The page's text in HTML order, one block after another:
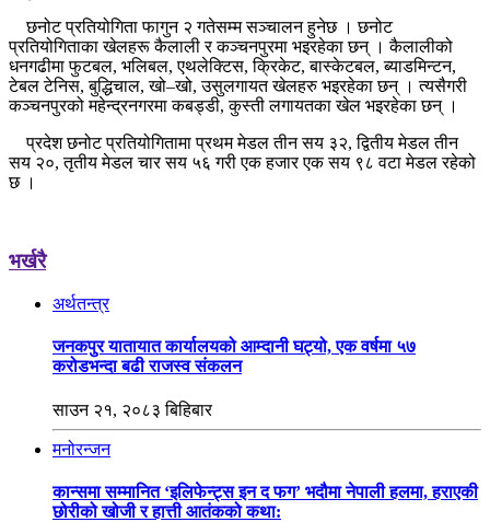
छनोट प्रतियोगिता फागुन २ गतेसम्म सञ्चालन हुनेछ । छनोट
प्रतियोगिताका खेलहरू कैलाली र कञ्चनपुरमा भइरहेका छन् । कैलालीको
धनगढीमा फुटबल, भलिबल, एथलेक्टिस, क्रिकेट, बास्केटबल, ब्याडमिन्टन,
टेबल टेनिस, बुद्धिचाल, खो–खो, उसुलगायत खेलहरु भइरहेका छन् । त्यसैगरी
कञ्चनपुरको महेन्द्रनगरमा कबड्डी, कुस्ती लगायतका खेल भइरहेका छन् ।
प्रदेश छनोट प्रतियोगितामा प्रथम मेडल तीन सय ३२, द्वितीय मेडल तीन
सय २०, तृतीय मेडल चार सय ५६ गरी एक हजार एक सय ९८ वटा मेडल रहेको
छ ।
भर्खरै
अर्थतन्त्र
जनकपुर यातायात कार्यालयको आम्दानी घट्यो, एक वर्षमा ५७
करोडभन्दा बढी राजस्व संकलन
साउन २१, २०८३ बिहिबार
मनोरन्जन
कान्समा सम्मानित ‘इलिफेन्ट्स इन द फग’ भदौमा नेपाली हलमा, हराएकी
छोरीको खोजी र हात्ती आतंकको कथा: